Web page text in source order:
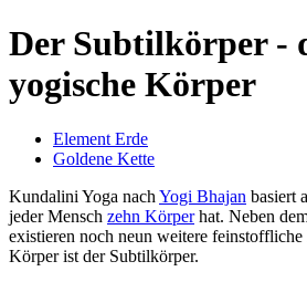
Der Subtilkörper -
yogische Körper
Element Erde
Goldene Kette
Kundalini Yoga nach Yogi Bhajan basiert
jeder Mensch zehn Körperhat. Neben
existieren noch neun weitere
Körper ist der Subtilkörper.